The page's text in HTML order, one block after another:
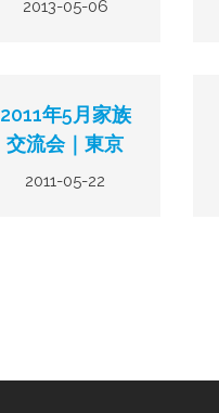
2013-05-06
2011年5月家族
交流会｜東京
2011-05-22